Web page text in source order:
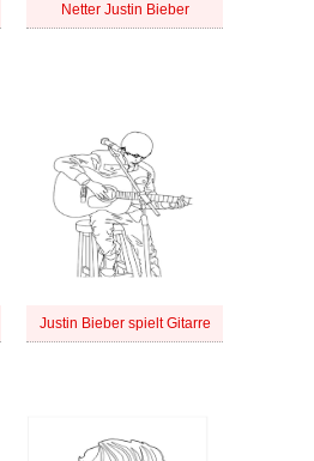
Netter Justin Bieber
Justin Bieber spielt Gitarre